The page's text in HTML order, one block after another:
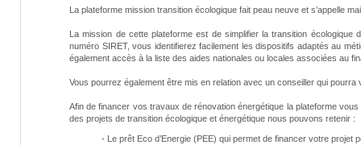
La plateforme mission transition écologique fait peau neuve et s’appelle
La mission de cette plateforme est de simplifier la transition
numéro SIRET, vous identifierez facilement les dispositifs adaptés au
également accès à la liste des aides nationales ou locales associées au
Vous pourrez également être mis en relation avec un conseiller qui
Afin de financer vos travaux de rénovation énergétique la plateforme
des projets de transition écologique et énergétique nous pouvons retenir :
- Le prêt Eco d’Energie (PEE) qui permet de financer votre projet